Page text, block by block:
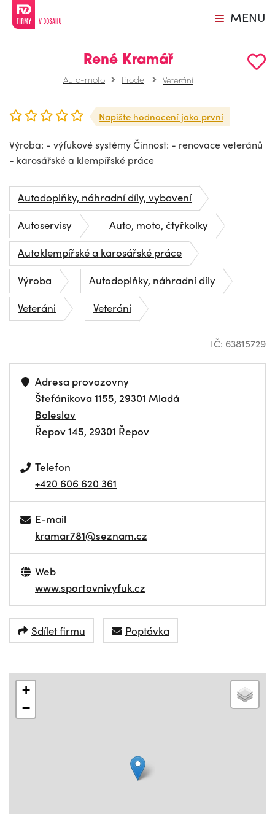
MENU
René Kramář
Auto-moto Prodej Veteráni
Napište hodnocení jako první
Výroba: - výfukové systémy Činnost: - renovace veteránů
- karosářské a klempířské práce
Autodoplňky, náhradní díly, vybavení
Autoservisy
Auto, moto, čtyřkolky
Autoklempířské a karosářské práce
Výroba
Autodoplňky, náhradní díly
Veteráni
Veteráni
IČ: 63815729
Adresa provozovny
Štefánikova 1155, 29301 Mladá
Boleslav
Řepov 145, 29301 Řepov
Telefon
+420 606 620 361
E-mail
kramar781@seznam.cz
Web
www.sportovnivyfuk.cz
Sdílet firmu Poptávka
+
−